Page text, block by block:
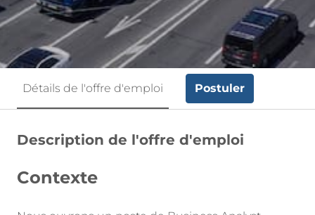
Détails de l'offre d'emploi Postuler
Description de l'offre d'emploi
Contexte